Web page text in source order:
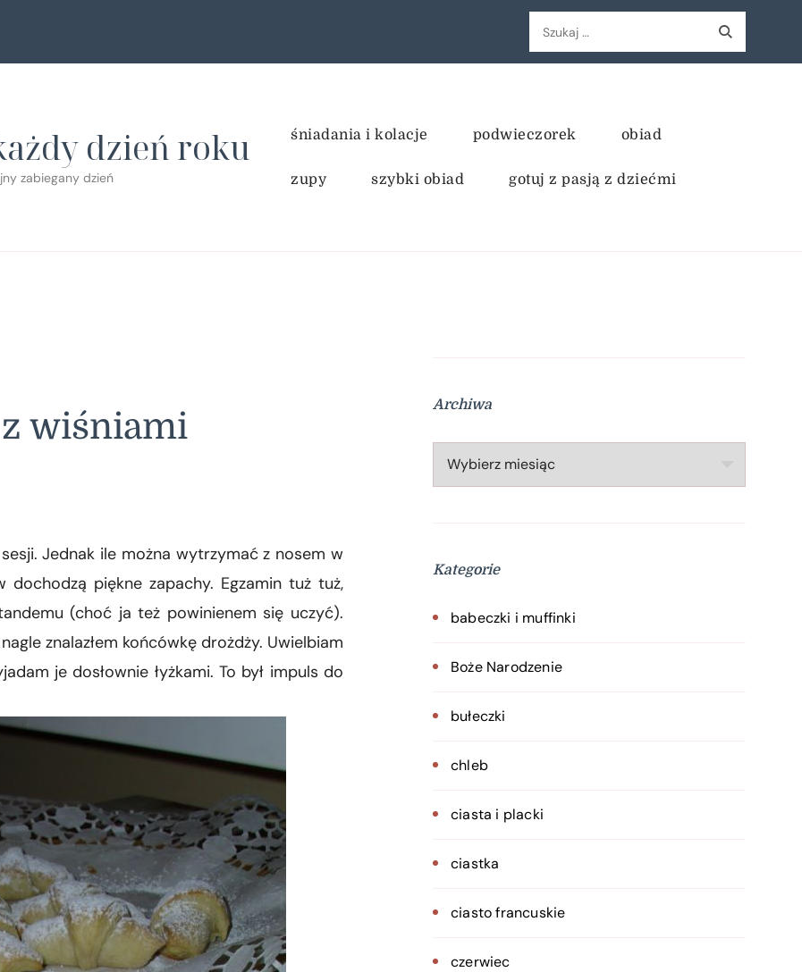
Szukaj:
dzień roku
zabiegany dzień
śniadania i kolacje podwieczorek obiad
zupy szybki obiad gotuj z pasją z dziećmi
wiśniami
Jednak ile można wytrzymać z nosem w
piękne zapachy. Egzamin tuż tuż,
(choć ja też powinienem się uczyć).
znalazłem końcówkę drożdży. Uwielbiam
je dosłownie łyżkami. To był impuls do
Archiwa
Archiwa
Kategorie
babeczki i muffinki
Boże Narodzenie
bułeczki
chleb
ciasta i placki
ciastka
ciasto francuskie
czerwiec